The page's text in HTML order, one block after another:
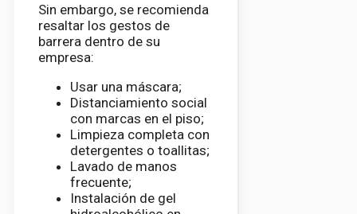
Sin embargo, se recomienda
resaltar los gestos de
barrera dentro de su
empresa:
Usar una máscara;
Distanciamiento social
con marcas en el piso;
Limpieza completa con
detergentes o toallitas;
Lavado de manos
frecuente;
Instalación de gel